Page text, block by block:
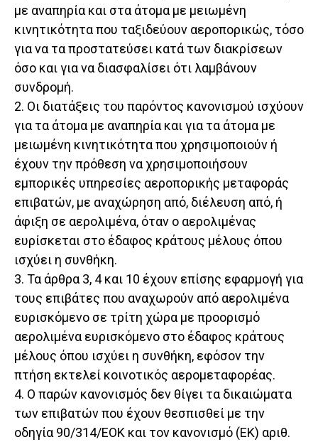
με αναπηρία και στα άτομα με μειωμένη
κινητικότητα που ταξιδεύουν αεροπορικώς, τόσο
για να τα προστατεύσει κατά των διακρίσεων
όσο και για να διασφαλίσει ότι λαμβάνουν
συνδρομή.
2. Οι διατάξεις του παρόντος κανονισμού ισχύουν
για τα άτομα με αναπηρία και για τα άτομα με
μειωμένη κινητικότητα που χρησιμοποιούν ή
έχουν την πρόθεση να χρησιμοποιήσουν
εμπορικές υπηρεσίες αεροπορικής μεταφοράς
επιβατών, με αναχώρηση από, διέλευση από, ή
άφιξη σε αερολιμένα, όταν ο αερολιμένας
ευρίσκεται στο έδαφος κράτους μέλους όπου
ισχύει η συνθήκη.
3. Τα άρθρα 3, 4 και 10 έχουν επίσης εφαρμογή για
τους επιβάτες που αναχωρούν από αερολιμένα
ευρισκόμενο σε τρίτη χώρα με προορισμό
αερολιμένα ευρισκόμενο στο έδαφος κράτους
μέλους όπου ισχύει η συνθήκη, εφόσον την
πτήση εκτελεί κοινοτικός αερομεταφορέας.
4. Ο παρών κανονισμός δεν θίγει τα δικαιώματα
των επιβατών που έχουν θεσπισθεί με την
οδηγία 90/314/ΕΟΚ και τον κανονισμό (ΕΚ) αριθ.